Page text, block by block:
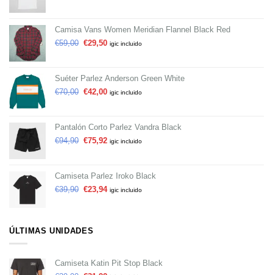
Camisa Vans Women Meridian Flannel Black Red
€59,00 €29,50 igic incluido
Suéter Parlez Anderson Green White
€70,00 €42,00 igic incluido
Pantalón Corto Parlez Vandra Black
€94,90 €75,92 igic incluido
Camiseta Parlez Iroko Black
€39,90 €23,94 igic incluido
ÚLTIMAS UNIDADES
Camiseta Katin Pit Stop Black